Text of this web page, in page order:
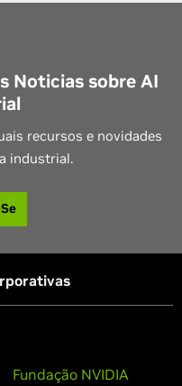
Noticias sobre AI
recursos e novidades
industrial.
Fundação NVIDIA